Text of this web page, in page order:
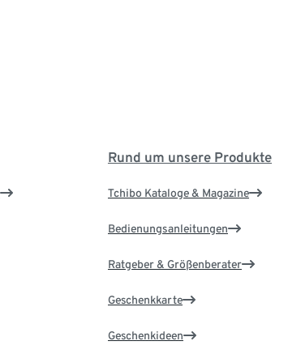
Rund um unsere Produkte
Tchibo Kataloge & Magazine
Bedienungsanleitungen
Ratgeber & Größenberater
Geschenkkarte
Geschenkideen